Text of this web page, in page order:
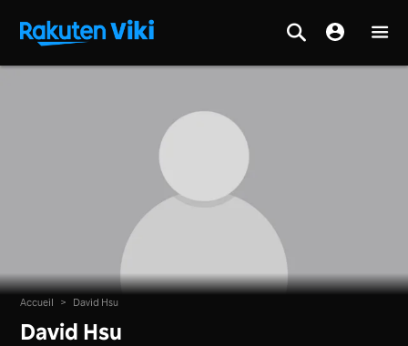
Accueil > David Hsu
David Hsu